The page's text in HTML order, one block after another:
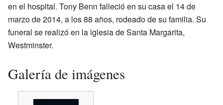
en el hospital. Tony Benn falleció en su casa el 14 de
marzo de 2014, a los 88 años, rodeado de su familia. Su
funeral se realizó en la iglesia de Santa Margarita,
Westminster.
Galería de imágenes